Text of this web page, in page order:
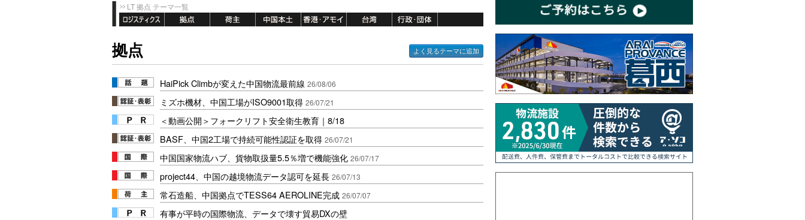
LT 拠点 テーマ一覧
拠点 よく見るテーマに追加
HaiPick Climbが変えた中国物流最前線 26/08/06
ミズホ機材、中国工場がISO9001取得 26/07/21
＜動画公開＞フォークリフト安全衛生教育｜8/18
BASF、中国2工場で持続可能性認証を取得 26/07/21
中国国家物流ハブ、貨物取扱量5.5％増で機能強化 26/07/17
project44、中国の越境物流データ認可を延長 26/07/13
常石造船、中国拠点でTESS64 AEROLINE完成 26/07/07
有事が平時の国際物流、データで壊す貿易DXの壁